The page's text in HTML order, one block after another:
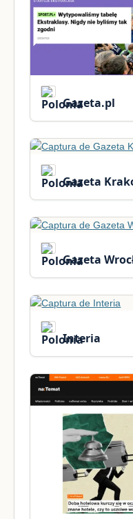
Gazeta.pl
Gazeta
Gazeta
Interia